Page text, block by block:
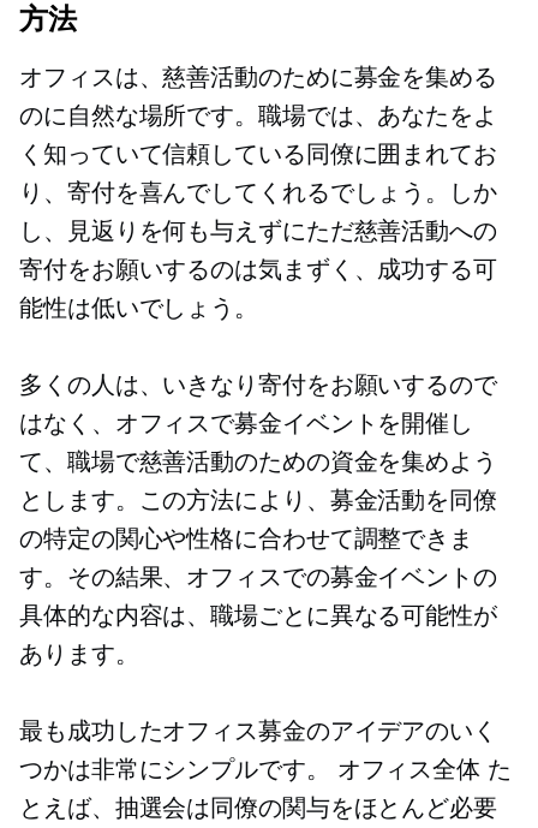
方法
オフィスは、慈善活動のために募金を集める
のに自然な場所です。職場では、あなたをよ
く知っていて信頼している同僚に囲まれてお
り、寄付を喜んでしてくれるでしょう。しか
し、見返りを何も与えずにただ慈善活動への
寄付をお願いするのは気まずく、成功する可
能性は低いでしょう。
多くの人は、いきなり寄付をお願いするので
はなく、オフィスで募金イベントを開催し
て、職場で慈善活動のための資金を集めよう
とします。この方法により、募金活動を同僚
の特定の関心や性格に合わせて調整できま
す。その結果、オフィスでの募金イベントの
具体的な内容は、職場ごとに異なる可能性が
あります。
最も成功したオフィス募金のアイデアのいく
つかは非常にシンプルです。 オフィス全体 た
とえば、抽選会は同僚の関与をほとんど必要